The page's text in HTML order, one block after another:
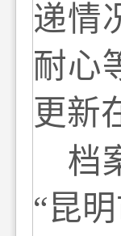
递情
耐心
更新
档
“昆